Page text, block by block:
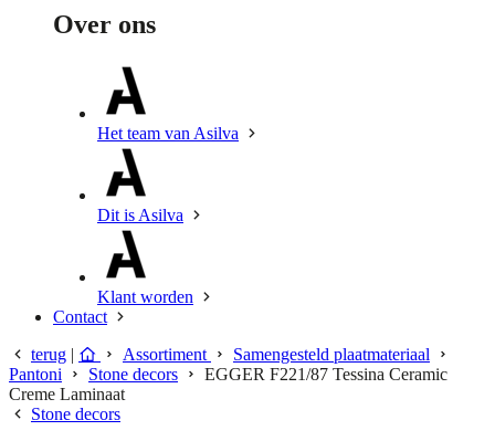
Over ons
Het team van Asilva
Dit is Asilva
Klant worden
Contact
terug | Assortiment
Samengesteld plaatmateriaal
Pantoni
Stone decors
EGGER F221/87 Tessina Ceramic
Creme Laminaat
Stone decors